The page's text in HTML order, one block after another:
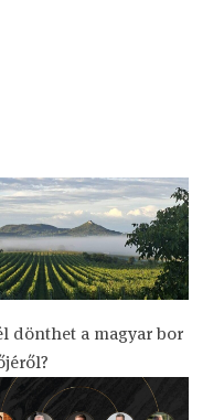
dönthet a magyar bor